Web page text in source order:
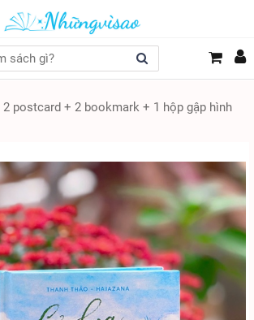
postcard + 2 bookmark + 1 hộp gập hình